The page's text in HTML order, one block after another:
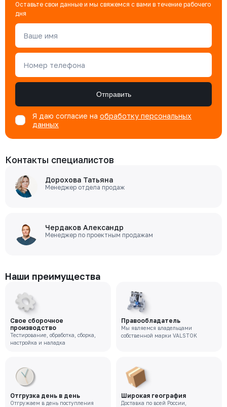
Оставьте свои данные и мы свяжемся с вами в течение рабочего
дня
Ваше имя
Номер телефона
Отправить
Я даю согласие на обработку персональных
данных
Контакты специалистов
Дорохова Татьяна
Менеджер отдела продаж
Чердаков Александр
Менеджер по проектным продажам
Наши преимущества
Свое сборочное
производство
Тестирование, обработка, сборка,
настройка и наладка
Правообладатель
Мы являемся владельцами
собственной марки VALSTOK
Отгрузка день в день
Отгружаем в день поступления
Широкая география
Доставка по всей России,